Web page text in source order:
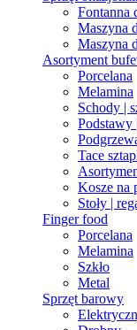
Fontanna
Maszyna
Maszyna
Asortyment
Porcelana
Melamina
Schody |
Podstawy
Tace
Kosze na
Stoły |
Finger food
Porcelana
Melamina
Szkło
Metal
Sprzęt barowy